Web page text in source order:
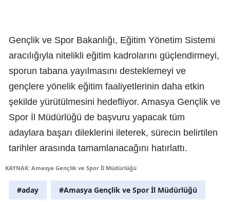
Gençlik ve Spor Bakanlığı, Eğitim Yönetim Sistemi
aracılığıyla nitelikli eğitim kadrolarını güçlendirmeyi,
sporun tabana yayılmasını desteklemeyi ve
gençlere yönelik eğitim faaliyetlerinin daha etkin
şekilde yürütülmesini hedefliyor. Amasya Gençlik ve
Spor İl Müdürlüğü de başvuru yapacak tüm
adaylara başarı dileklerini ileterek, sürecin belirtilen
tarihler arasında tamamlanacağını hatırlattı.
KAYNAK: Amasya Gençlik ve Spor İl Müdürlüğü
#aday #Amasya Gençlik ve Spor İl Müdürlüğü